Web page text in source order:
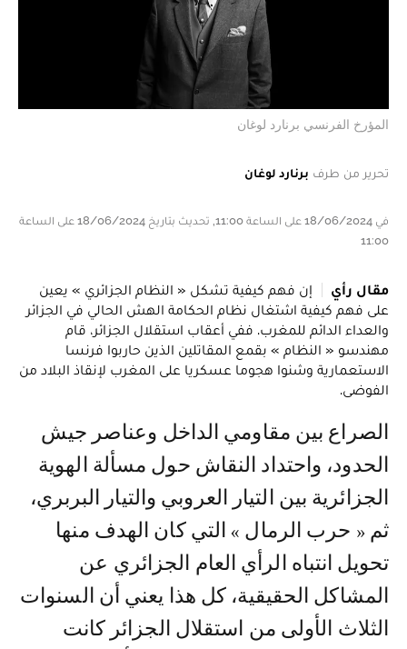
المؤرخ الفرنسي برنارد لوغان
تحرير من طرف برنارد لوغان
في 18/06/2024 على الساعة 11:00, تحديث بتاريخ 18/06/2024 على الساعة
11:00
مقال رأي
إن فهم كيفية تشكل « النظام الجزائري » يعين
على فهم كيفية اشتغال نظام الحكامة الهش الحالي في الجزائر
والعداء الدائم للمغرب. ففي أعقاب استقلال الجزائر، قام
مهندسو « النظام » بقمع المقاتلين الذين حاربوا فرنسا
الاستعمارية وشنوا هجوما عسكريا على المغرب لإنقاذ البلاد من
الفوضى.
الصراع بين مقاومي الداخل وعناصر جيش
الحدود، واحتداد النقاش حول مسألة الهوية
الجزائرية بين التيار العروبي والتيار البربري،
ثم « حرب الرمال » التي كان الهدف منها
تحويل انتباه الرأي العام الجزائري عن
المشاكل الحقيقية، كل هذا يعني أن السنوات
الثلاث الأولى من استقلال الجزائر كانت